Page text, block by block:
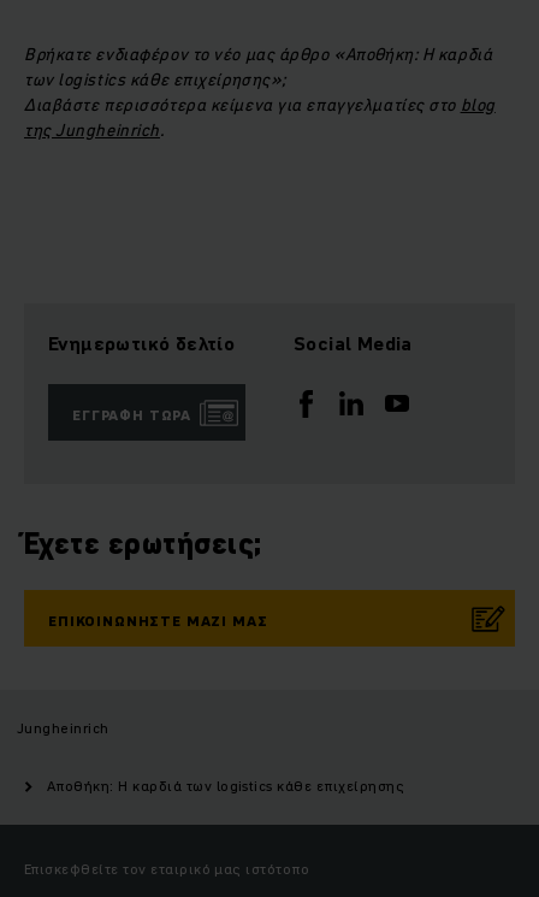
Βρήκατε ενδιαφέρον το νέο μας άρθρο «Αποθήκη: Η καρδιά
των logistics κάθε επιχείρησης»;
Διαβάστε περισσότερα κείμενα για επαγγελματίες στο blog
της Jungheinrich.
Ενημερωτικό δελτίο
ΕΓΓΡΑΦΉ ΤΏΡΑ
Social Media
Έχετε ερωτήσεις;
ΕΠΙΚΟΙΝΩΝΉΣΤΕ ΜΑΖΊ ΜΑΣ
Jungheinrich
Αποθήκη: Η καρδιά των logistics κάθε επιχείρησης
Επισκεφθείτε τον εταιρικό μας ιστότοπο